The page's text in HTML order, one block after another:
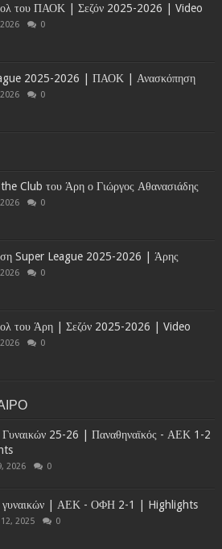
του ΠΑΟΚ | Σεζόν 2025-2026 | Video
0
2025-2026 | ΠΑΟΚ | Ανασκόπηση
0
Club του Άρη ο Γιώργος Αθανασιάδης
0
Super League 2025-2026 | Άρης
0
του Άρη | Σεζόν 2025-2026 | Video
0
Γυναικών 25-26 | Παναθηναϊκός - ΑΕΚ 1-2
2026 0
γυναικών | ΑΕΚ - ΟΦΗ 2-1 | Highlights
2025 0